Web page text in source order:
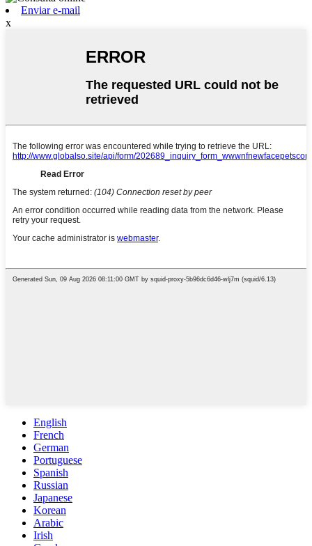
Enviar e-mail
x
English
French
German
Portuguese
Spanish
Russian
Japanese
Korean
Arabic
Irish